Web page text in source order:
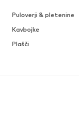
Puloverji & pletenine
Kavbojke
Plašči
Krila